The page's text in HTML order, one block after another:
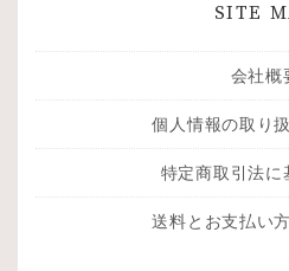
SITE
会社概
個人情報の取り
特定商取引法に
送料とお支払い